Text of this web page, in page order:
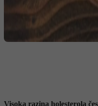
Visoka razina holesterola